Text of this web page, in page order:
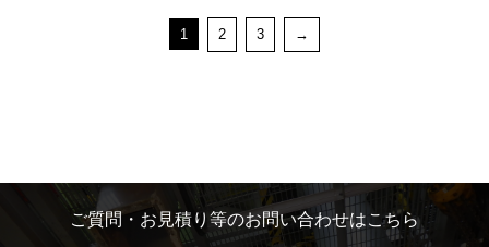
1 2 3 →
ご質問・お見積り等のお問い合わせはこちら